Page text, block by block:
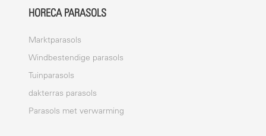
HORECA PARASOLS
Marktparasols
Windbestendige parasols
Tuinparasols
dakterras parasols
Parasols met verwarming